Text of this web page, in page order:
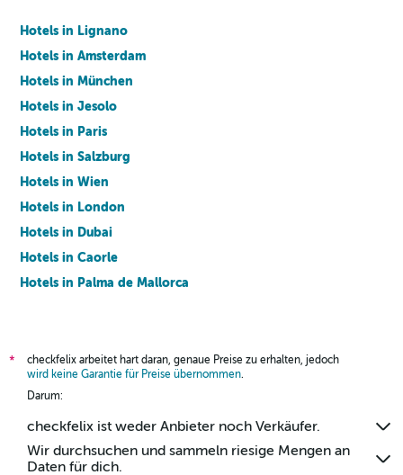
Hotels in Lignano
Hotels in Amsterdam
Hotels in München
Hotels in Jesolo
Hotels in Paris
Hotels in Salzburg
Hotels in Wien
Hotels in London
Hotels in Dubai
Hotels in Caorle
Hotels in Palma de Mallorca
*
checkfelix arbeitet hart daran, genaue Preise zu erhalten, jedoch
wird keine Garantie für Preise übernommen.
Darum:
checkfelix ist weder Anbieter noch Verkäufer.
Wir durchsuchen und sammeln riesige Mengen an
Daten für dich.